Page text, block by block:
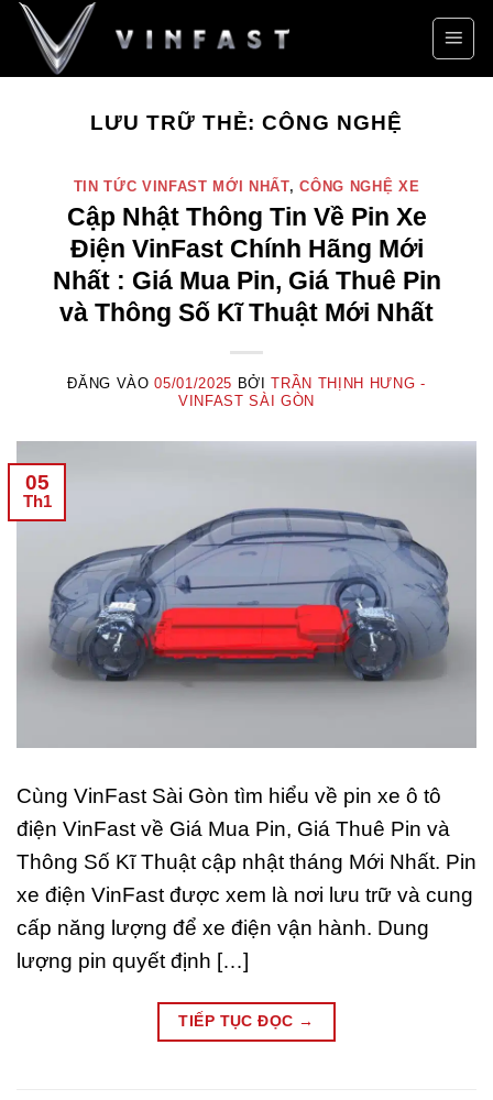
Bỏ
nội
LƯU TRỮ THẺ:CÔNG NGHỆ
TIN TỨC VINFAST MỚI NHẤT,CÔNG NGHỆ XE
Cập Nhật Thông Tin Về Pin Xe
Điện VinFast Chính Hãng Mới
Nhất : Giá Mua Pin, Giá Thuê Pin
và Thông Số Kĩ Thuật Mới Nhất
ĐĂNG VÀO05/01/2025 BỞITRẦN THỊNH HƯNG -
VINFAST SÀI GÒN
05
Th1
Cùng VinFast Sài Gòn tìm hiểu về pin xe ô tô
điện VinFast về Giá Mua Pin, Giá Thuê Pin và
Thông Số Kĩ Thuật cập nhật tháng Mới Nhất. Pin
xe điện VinFast được xem là nơi lưu trữ và cung
cấp năng lượng để xe điện vận hành. Dung
lượng pin quyết định […]
TIẾP TỤC ĐỌC →